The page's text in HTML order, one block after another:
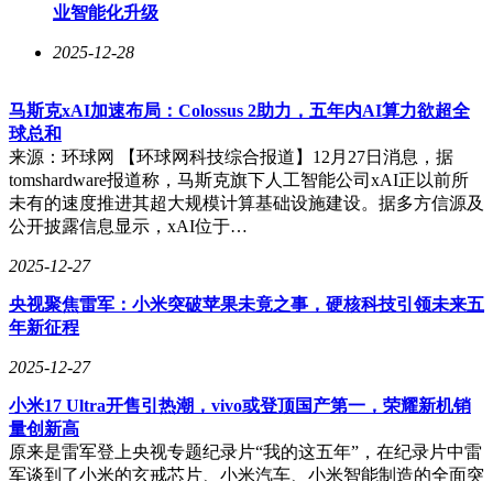
业智能化升级
2025-12-28
马斯克xAI加速布局：Colossus 2助力，五年内AI算力欲超全
球总和
来源：环球网 【环球网科技综合报道】12月27日消息，据
tomshardware报道称，马斯克旗下人工智能公司xAI正以前所
未有的速度推进其超大规模计算基础设施建设。据多方信源及
公开披露信息显示，xAI位于…
2025-12-27
央视聚焦雷军：小米突破苹果未竟之事，硬核科技引领未来五
年新征程
2025-12-27
小米17 Ultra开售引热潮，vivo或登顶国产第一，荣耀新机销
量创新高
原来是雷军登上央视专题纪录片“我的这五年”，在纪录片中雷
军谈到了小米的玄戒芯片、小米汽车、小米智能制造的全面突